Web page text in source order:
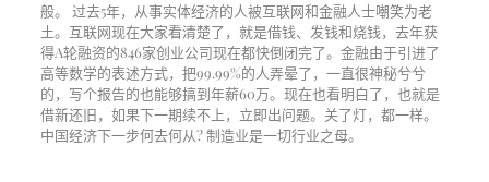
般。
过去5年，从事实体经济的人被互联网和金融人士嘲笑为老
土。互联网现在大家看清楚了，就是借钱、发钱和烧钱，去年获
得A轮融资的846家创业公司现在都快倒闭完了。金融由于引进了
高等数学的表述方式，把99.99%的人弄晕了，一直很神秘兮兮
的，写个报告的也能够搞到年薪60万。现在也看明白了，也就是
借新还旧，如果下一期续不上，立即出问题。关了灯，都一样。
中国经济下一步何去何从?制造业是一切行业之母。